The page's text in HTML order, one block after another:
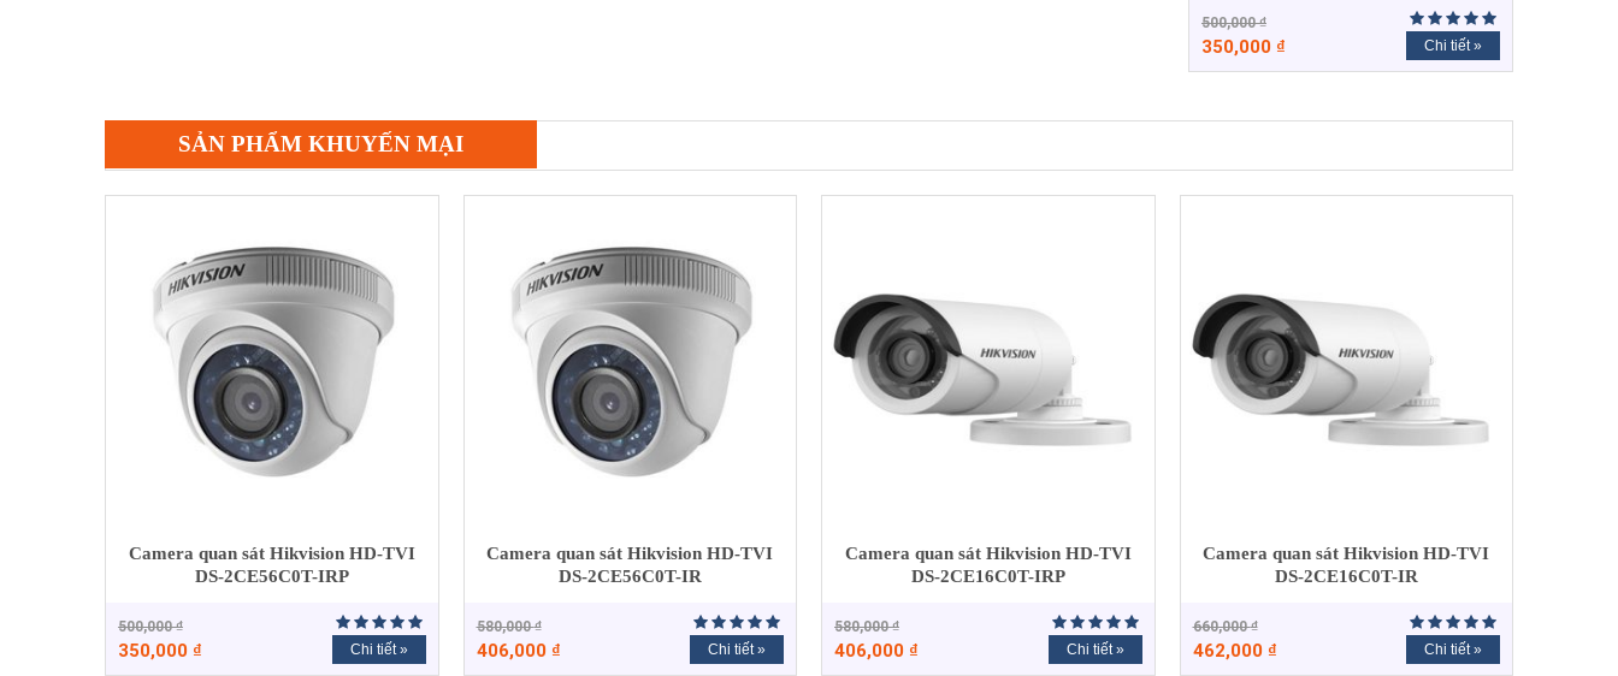
500,000₫
350,000 ₫ Chi tiết »
SẢN PHẨM KHUYẾN MẠI
Camera quan sát Hikvision HD-TVI
DS-2CE56C0T-IRP
500,000₫
350,000 ₫ Chi tiết »
Camera quan sát Hikvision HD-TVI
DS-2CE56C0T-IR
580,000₫
406,000 ₫ Chi tiết »
Camera quan sát Hikvision HD-TVI
DS-2CE16C0T-IRP
580,000₫
406,000 ₫ Chi tiết »
Camera quan sát Hikvision HD-TVI
DS-2CE16C0T-IR
660,000₫
462,000 ₫ Chi tiết »